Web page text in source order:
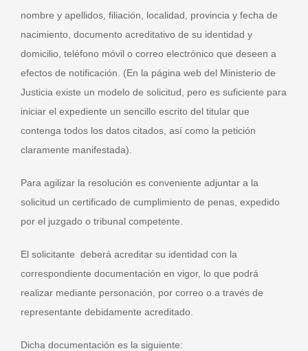
nombre y apellidos, filiación, localidad, provincia y fecha de
nacimiento, documento acreditativo de su identidad y
domicilio, teléfono móvil o correo electrónico que deseen a
efectos de notificación. (En la página web del Ministerio de
Justicia existe un modelo de solicitud, pero es suficiente para
iniciar el expediente un sencillo escrito del titular que
contenga todos los datos citados, así como la petición
claramente manifestada).
Para agilizar la resolución es conveniente adjuntar a la
solicitud un certificado de cumplimiento de penas, expedido
por el juzgado o tribunal competente.
El solicitante deberá acreditar su identidad con la
correspondiente documentación en vigor, lo que podrá
realizar mediante personación, por correo o a través de
representante debidamente acreditado.
Dicha documentación es la siguiente: